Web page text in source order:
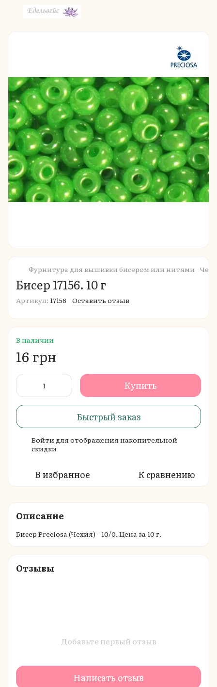
Фурнитура для вышивки бисером или нитями
Бисер 17156. 10 г
Артикул: 17156 Оставить отзыв
В наличии
16 грн
Купить
Быстрый заказ
Войти для отображения накопительной
скидки
В избранное К сравнению
Описание
Бисер Preciosa (Чехия) - 10/0. Цена за 10 г.
Отзывы
Добавьте первый отзыв
Написать отзыв